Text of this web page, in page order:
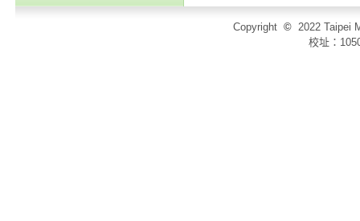
Copyright © 2022 Taipei
校址：